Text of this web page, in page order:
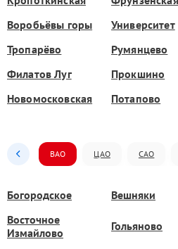
Воробьёвы горы
Университет
Тропарёво
Румянцево
Филатов Луг
Прокшино
Новомосковская
Потапово
ВАО ЦАО САО
Богородское Вешняки
Восточное
Измайлово
Гольяново